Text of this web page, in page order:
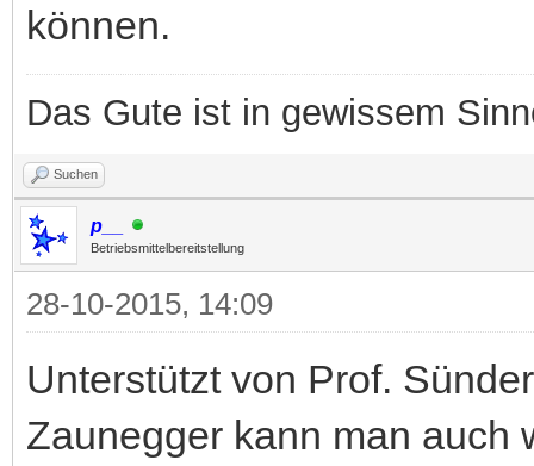
können.
Das Gute ist in gewissem
Suchen
p__
Betriebsmittelbereitstellung
28-10-2015, 14:09
Unterstützt von Prof.
Zaunegger kann man auch